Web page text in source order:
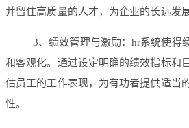
并留住高质量的人才，为企业的长远发
3、绩效管理与激励：hr系统使得
和客观化。通过设定明确的绩效指标和
估员工的工作表现，为有功者提供适当
性。